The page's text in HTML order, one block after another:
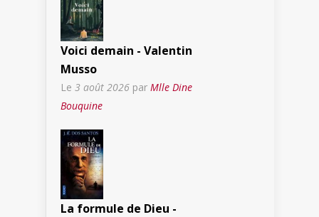
Voici demain - Valentin
Musso
Le 3 août 2026 par Mlle Dine
Bouquine
La formule de Dieu -